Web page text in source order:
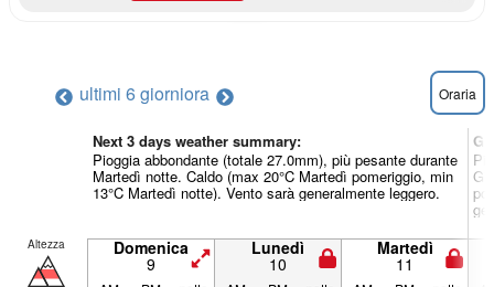
ultimi 6 giorniora Oraria
Next 3 days weather summary:
Pioggia abbondante (totale 27.0mm), più pesante durante
Martedì notte. Caldo (max 20°C Martedì pomeriggio, min
13°C Martedì notte). Vento sarà generalmente leggero.
Altezza Domenica
9
Lunedì
10
Martedì
11